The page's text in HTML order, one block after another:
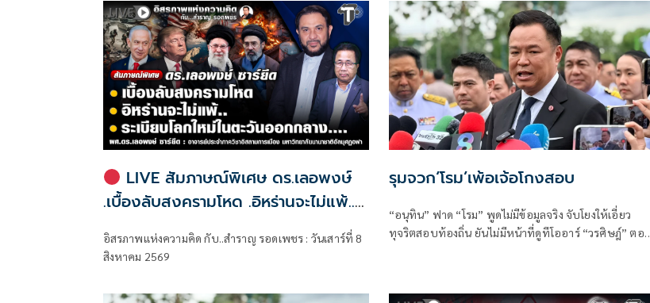
LIVE สัมภาษณ์พิเศษ ดร.เลอพงษ์
.เบื้องลับสงครามโหด .อิหร่านจะไม่แพ้..
อิสรภาพแห่งความคิด กับ..สำราญ รอด
อิสรภาพแห่งความคิด กับ..สำราญ รอดเพชร : วันเสาร์ที่ 8
สิงหาคม 2569
รุมจวก‘โรม’เพ้อเจ้อโกงสอบ
“อนุทิน” ฟาด “โรม” พูดไม่มีข้อมูลจริง จับโยงให้เอี่ยว
ทุจริตสอบท้องถิ่น ยันไม่มีหน้าที่ดูทีโออาร์ “วรศิษฎ์” ตอก